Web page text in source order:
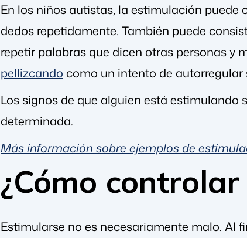
En los niños autistas, la estimulación puede
dedos repetidamente. También puede
repetir palabras que dicen otras personas y
pellizcando como un intento de autorregular
Los signos de que alguien está
determinada.
Más información sobre ejemplos de
¿Cómo
Estimularse no es necesariamente malo. Al